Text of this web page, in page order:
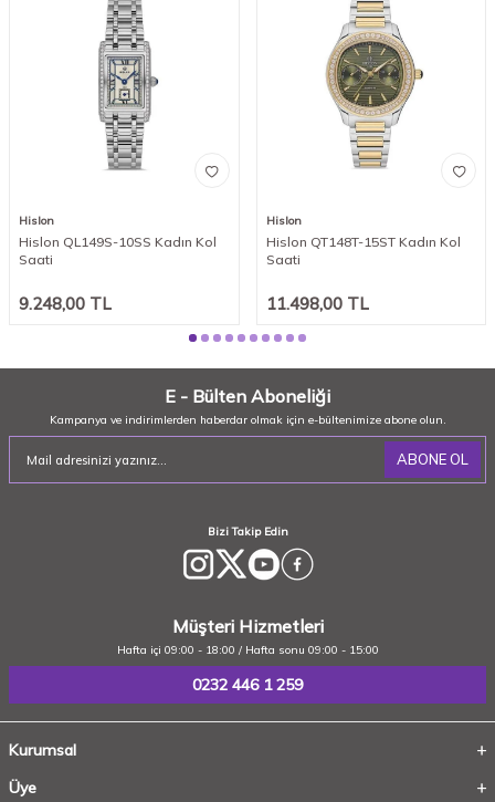
Hislon
Hislon QL149S-10SS Kadın Kol
Saati
9.248,00 TL
Hislon
Hislon QT148T-15ST Kadın Kol
Saati
11.498,00TL
E - Bülten Aboneliği
Kampanya ve indirimlerden haberdar olmak için e-bültenimize abone olun.
ABONE OL
Bizi Takip Edin
Müşteri Hizmetleri
Hafta içi 09:00 - 18:00 / Hafta sonu 09:00 - 15:00
0232 446 1 259
Kurumsal
Üye